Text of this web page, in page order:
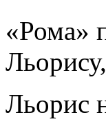
«Рома»
Льорис